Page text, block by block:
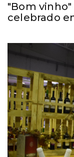
"Bom
celebrado